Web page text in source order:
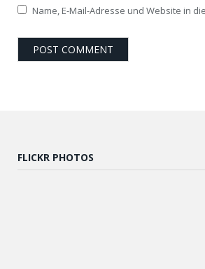
Name, E-Mail-Adresse und Website in
FLICKR PHOTOS